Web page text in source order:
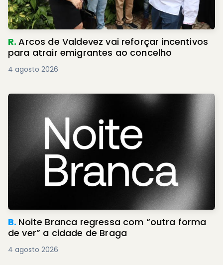
R.Arcos de Valdevez vai reforçar incentivos
para atrair emigrantes ao concelho
4 agosto 2026
B. Noite Branca regressa com “outra forma
de ver” a cidade de Braga
4 agosto 2026